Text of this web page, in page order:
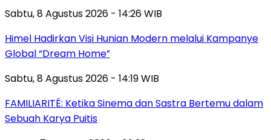
Sabtu, 8 Agustus 2026 - 14:26 WIB
Himel Hadirkan Visi Hunian Modern melalui Kampanye
Global “Dream Home”
Sabtu, 8 Agustus 2026 - 14:19 WIB
FAMILIARITÉ: Ketika Sinema dan Sastra Bertemu dalam
Sebuah Karya Puitis